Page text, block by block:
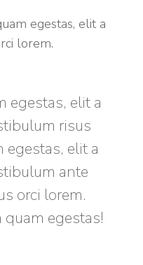
egestas, elit a
lorem.
egestas, elit a
risus
elit a
ante
orci lorem.
egestas!